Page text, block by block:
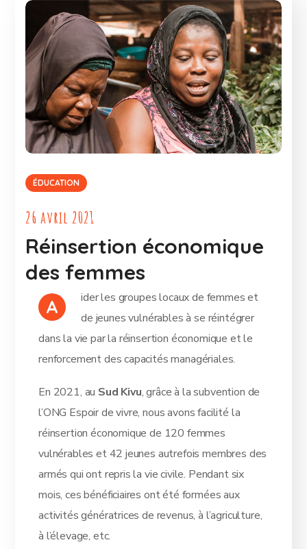
ÉDUCATION
26 avril 2021
Réinsertion économique
des femmes
A
ider les groupes locaux de femmes et
de jeunes vulnérables à se réintégrer
dans la vie par la réinsertion économique et le
renforcement des capacités managériales.
En 2021, au Sud Kivu, grâce à la subvention de
l’ONG Espoir de vivre, nous avons facilité la
réinsertion économique de 120 femmes
vulnérables et 42 jeunes autrefois membres des
armés qui ont repris la vie civile. Pendant six
mois, ces bénéficiaires ont été formées aux
activités génératrices de revenus, à l’agriculture,
à l’élevage, etc.